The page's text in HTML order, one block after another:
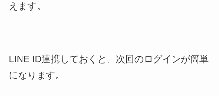
えます。
LINE ID連携しておくと、次回のログインが簡単
になります。